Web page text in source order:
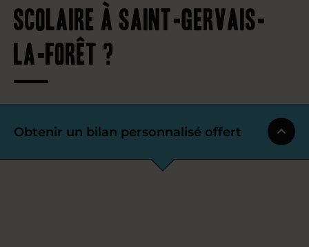
scolaire à Saint-Gervais-
la-Forêt ?
Obtenir un bilan personnalisé offert